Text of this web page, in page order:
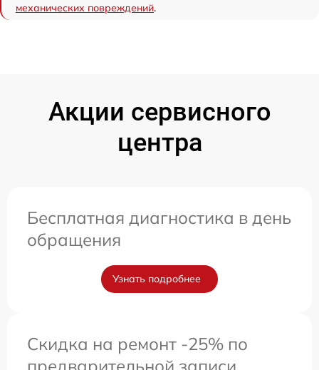
механических повреждений.
Акции сервисного
центра
Бесплатная диагностика в день
обращения
Узнать подробнее
Скидка на ремонт -25% по